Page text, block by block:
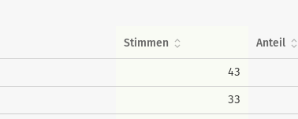
Stimmen Anteil
43
33